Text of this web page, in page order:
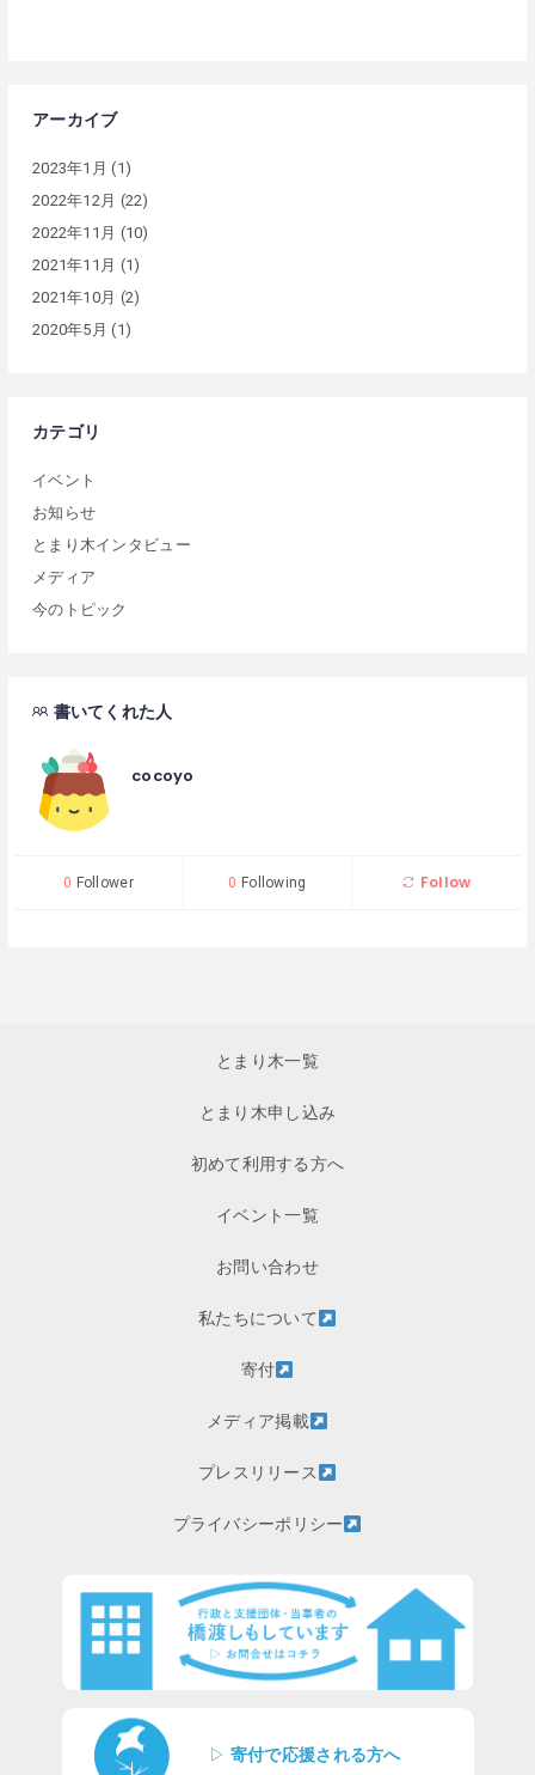
アーカイブ
2023年1月 (1)
2022年12月 (22)
2022年11月 (10)
2021年11月 (1)
2021年10月 (2)
2020年5月 (1)
カテゴリ
イベント
お知らせ
とまり木インタビュー
メディア
今のトピック
書いてくれた人
cocoyo
0 Follower 0 Following Follow
とまり木一覧
とまり木申し込み
初めて利用する方へ
イベント一覧
お問い合わせ
私たちについて
寄付
メディア掲載
プレスリリース
プライバシーポリシー
▷ 寄付で応援される方へ